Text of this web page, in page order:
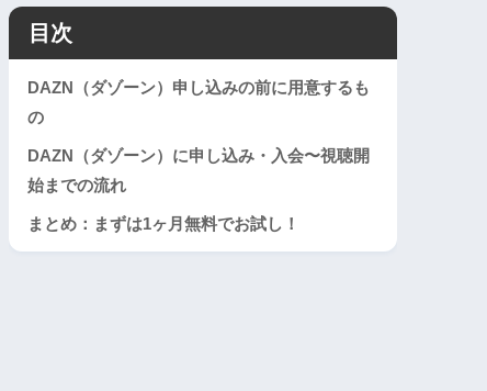
目次
DAZN（ダゾーン）申し込みの前に用意するも
の
DAZN（ダゾーン）に申し込み・入会〜視聴開
始までの流れ
まとめ：まずは1ヶ月無料でお試し！